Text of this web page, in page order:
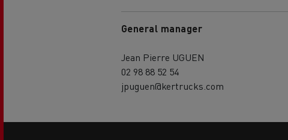
General manager
Jean Pierre UGUEN
02 98 88 52 54
jpuguen@kertrucks.com